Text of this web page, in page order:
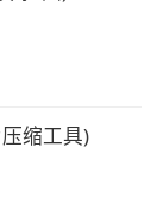
缩工具)